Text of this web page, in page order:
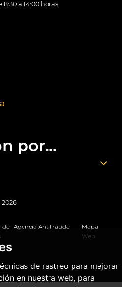
de rastreo para mejorar
en nuestra web, para
8:30 a 14:00 horas
por...
2026
de Agencia Antifraude
Mapa
Web